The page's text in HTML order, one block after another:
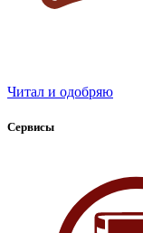
Читал и одобряю
Сервисы